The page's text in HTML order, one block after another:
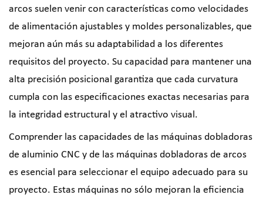
arcos suelen venir con características como velocidades
de alimentación ajustables y moldes personalizables, que
mejoran aún más su adaptabilidad a los diferentes
requisitos del proyecto. Su capacidad para mantener una
alta precisión posicional garantiza que cada curvatura
cumpla con las especificaciones exactas necesarias para
la integridad estructural y el atractivo visual.
Comprender las capacidades de las máquinas dobladoras
de aluminio CNC y de las máquinas dobladoras de arcos
es esencial para seleccionar el equipo adecuado para su
proyecto. Estas máquinas no sólo mejoran la eficiencia